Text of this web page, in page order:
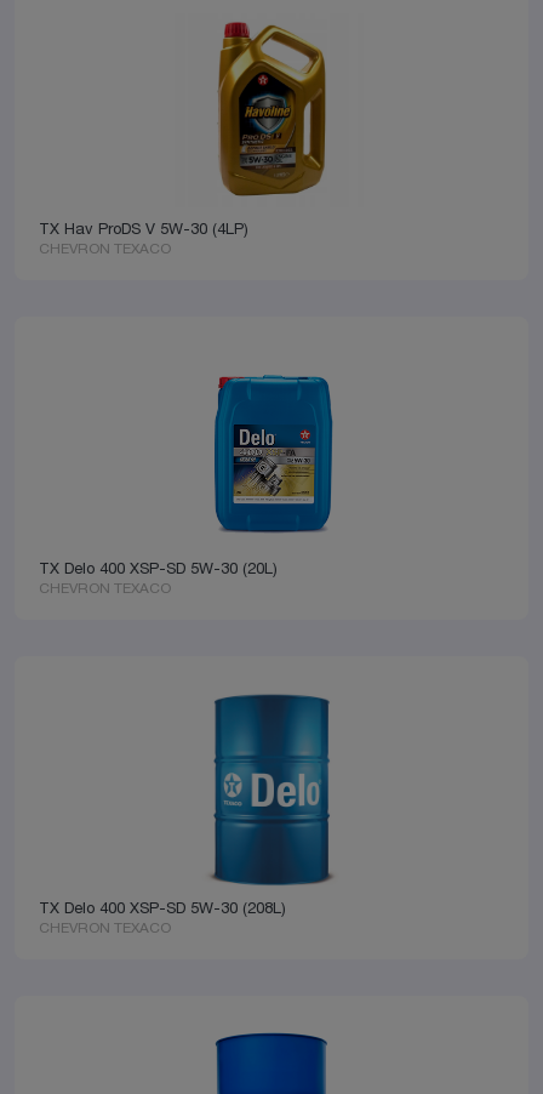
TX Hav ProDS V 5W-30 (4LP)
CHEVRON TEXACO
TX Delo 400 XSP-SD 5W-30 (20L)
CHEVRON TEXACO
TX Delo 400 XSP-SD 5W-30 (208L)
CHEVRON TEXACO